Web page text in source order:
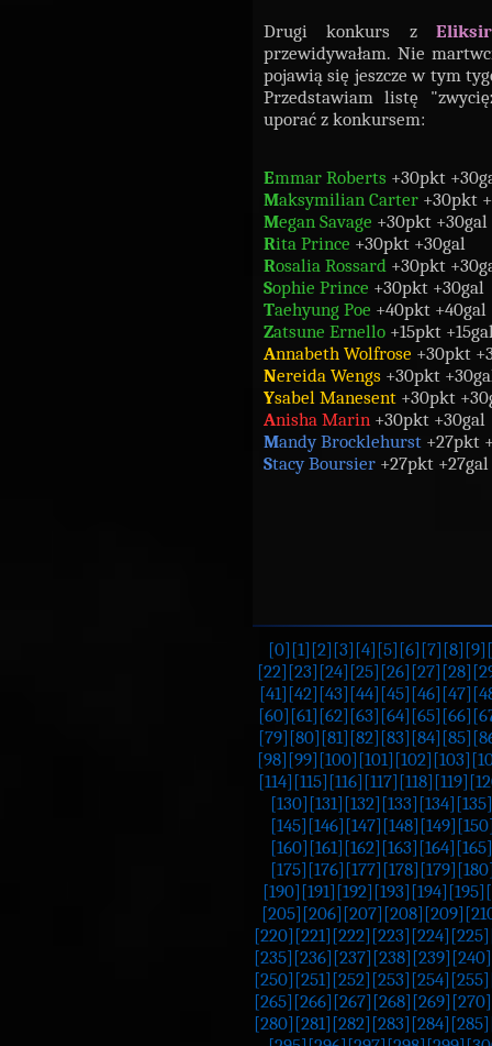
Drugi konkurs z
przewidywałam. Nie
pojawią się jeszcze w tym
Przedstawiam listę
uporać z konkursem:
Emmar Roberts +30pkt
Maksymilian Carter +30pkt
Megan Savage +30pkt +30gal
Rita Prince +30pkt +30gal
Rosalia Rossard +30pkt
Sophie Prince +30pkt +30gal
Taehyung Poe +40pkt +40gal
Zatsune Ernello +15pkt
Annabeth Wolfrose +30pkt
Nereida Wengs +30pkt
Ysabel Manesent +30pkt
Anisha Marin +30pkt +30gal
Mandy Brocklehurst +27pkt
Stacy Boursier +27pkt +27gal
[0] [1] [2] [3] [4] [5] [6] [7] [8] [9]
[22] [23] [24] [25] [26] [27] [28]
[41] [42] [43] [44] [45] [46] [47]
[60] [61] [62] [63] [64] [65] [66]
[79] [80] [81] [82] [83] [84] [85]
[98] [99] [100] [101] [102] [103]
[114] [115] [116] [117] [118] [119]
[130] [131] [132] [133] [134] [135]
[145] [146] [147] [148] [149]
[160] [161] [162] [163] [164] [165]
[175] [176] [177] [178] [179]
[190] [191] [192] [193] [194] [195]
[205] [206] [207] [208] [209]
[220] [221] [222] [223] [224] [225]
[235] [236] [237] [238] [239] [240]
[250] [251] [252] [253] [254] [255]
[265] [266] [267] [268] [269] [270]
[280] [281] [282] [283] [284] [285]